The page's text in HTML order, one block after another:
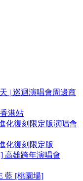
| 巡迴演唱會周邊商
港站
化復刻限定版演唱會
化復刻限定版
高雄跨年演唱會
藍 [桃園場]